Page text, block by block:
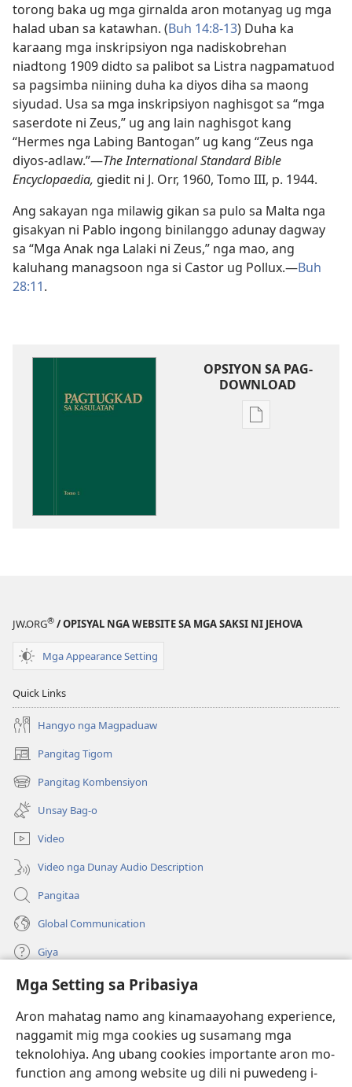
Mga Setting sa Pribasiya
Aron mahatag namo ang kinamaayohang experience,
naggamit mig mga cookies ug susamang mga
teknolohiya. Ang ubang cookies importante aron mo-
function ang among website ug dili ni puwedeng i-
torong baka ug mga girnalda aron motanyag ug mga
halad uban sa katawhan. (Buh 14:8-13) Duha ka
karaang mga inskripsiyon nga nadiskobrehan
niadtong 1909 didto sa palibot sa Listra nagpamatuod
sa pagsimba niining duha ka diyos diha sa maong
siyudad. Usa sa mga inskripsiyon naghisgot sa “mga
saserdote ni Zeus,” ug ang lain naghisgot kang
“Hermes nga Labing Bantogan” ug kang “Zeus nga
diyos-adlaw.”​—The International Standard Bible
Encyclopaedia, giedit ni J. Orr, 1960, Tomo III, p. 1944.
Ang sakayan nga milawig gikan sa pulo sa Malta nga
gisakyan ni Pablo ingong binilanggo adunay dagway
sa “Mga Anak nga Lalaki ni Zeus,” nga mao, ang
kaluhang managsoon nga si Castor ug Pollux.​—Buh
28:11.
OPSIYON SA PAG-
DOWNLOAD
Opsiyon
JW.ORG® / OPISYAL NGA WEBSITE SA MGA SAKSI NI JEHOVA
Mga Appearance Setting
Quick Links
Hangyo nga Magpaduaw
Pangitag Tigom
(mo-
open
ug
bag-
ong
window)
Pangitag Kombensiyon
(mo-
open
ug
bag-
ong
window)
Unsay Bag-o
Video
Video nga Dunay Audio Description
Pangitaa
Global Communication
Giya
Donasyon
(mo-
open
bag-
ong
window)
Watchtower ONLINE NGA LIBRARYA
(mo-
open
ug
JW Hub
(mo-